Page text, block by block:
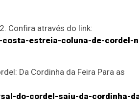
Confira através do link:
estreia-coluna-de-cordel-
Da Cordinha da Feira Para as
do-cordel-saiu-da-cordinha-